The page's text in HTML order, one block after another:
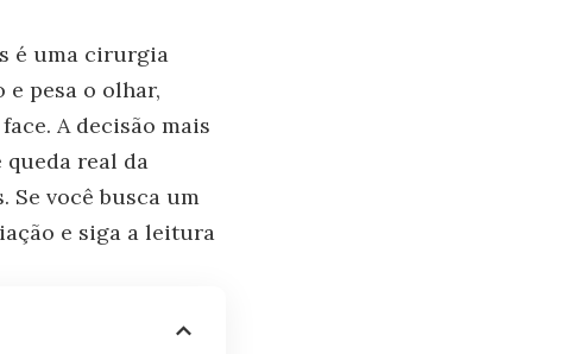
é uma cirurgia
pesa o olhar,
A decisão mais
real da
Se você busca um
e siga a leitura